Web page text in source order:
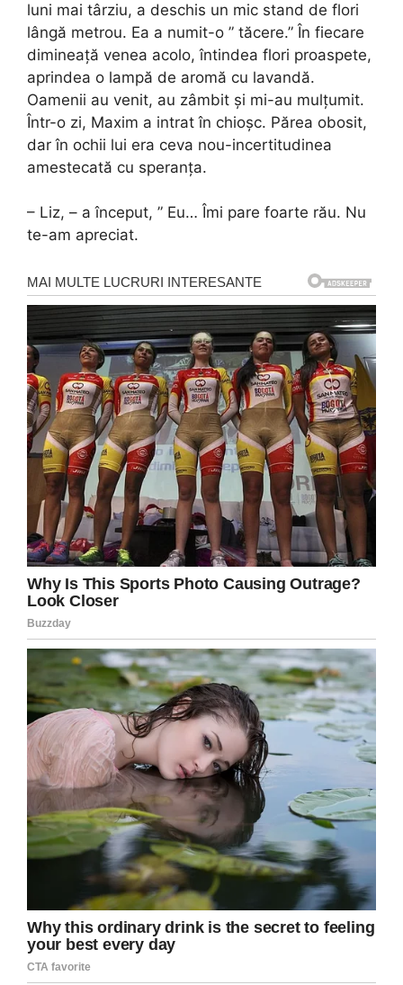
luni mai târziu, a deschis un mic stand de flori
lângă metrou. Ea a numit-o ” tăcere.” În fiecare
dimineață venea acolo, întindea flori proaspete,
aprindea o lampă de aromă cu lavandă.
Oamenii au venit, au zâmbit și mi-au mulțumit.
Într-o zi, Maxim a intrat în chioșc. Părea obosit,
dar în ochii lui era ceva nou-incertitudinea
amestecată cu speranța.
– Liz, – a început, ” Eu… Îmi pare foarte rău. Nu
te-am apreciat.